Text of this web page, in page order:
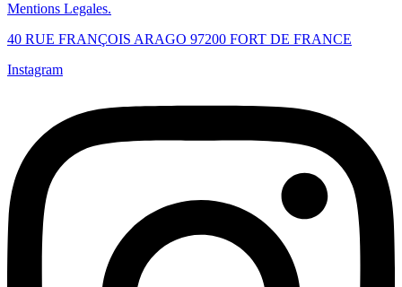
Mentions Legales.
40 RUE FRANÇOIS ARAGO 97200 FORT DE FRANCE
Instagram